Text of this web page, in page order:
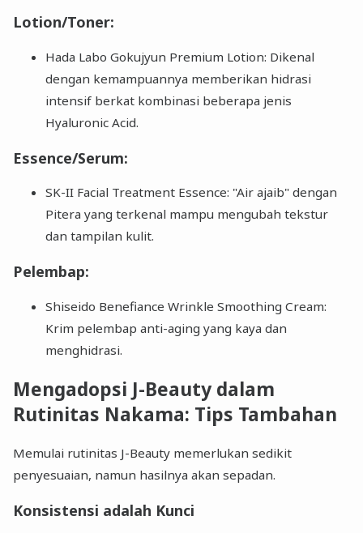
Lotion/Toner:
Hada Labo Gokujyun Premium Lotion: Dikenal
dengan kemampuannya memberikan hidrasi
intensif berkat kombinasi beberapa jenis
Hyaluronic Acid.
Essence/Serum:
SK-II Facial Treatment Essence: "Air ajaib" dengan
Pitera yang terkenal mampu mengubah tekstur
dan tampilan kulit.
Pelembap:
Shiseido Benefiance Wrinkle Smoothing Cream:
Krim pelembap anti-aging yang kaya dan
menghidrasi.
Mengadopsi J-Beauty dalam
Rutinitas Nakama: Tips Tambahan
Memulai rutinitas J-Beauty memerlukan sedikit
penyesuaian, namun hasilnya akan sepadan.
Konsistensi adalah Kunci